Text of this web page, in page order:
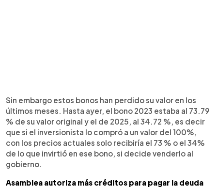
Sin embargo estos bonos han perdido su valor en los
últimos meses. Hasta ayer, el bono 2023 estaba al 73.79
% de su valor original y el de 2025, al 34.72 %, es decir
que si el inversionista lo compró a un valor del 100%,
con los precios actuales solo recibiría el 73 % o el 34%
de lo que invirtió en ese bono, si decide venderlo al
gobierno.
Asamblea autoriza más créditos para pagar la deuda